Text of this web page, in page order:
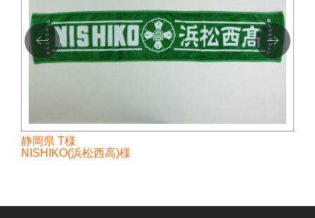
静岡県 T様
NISHIKO(浜松西高)様